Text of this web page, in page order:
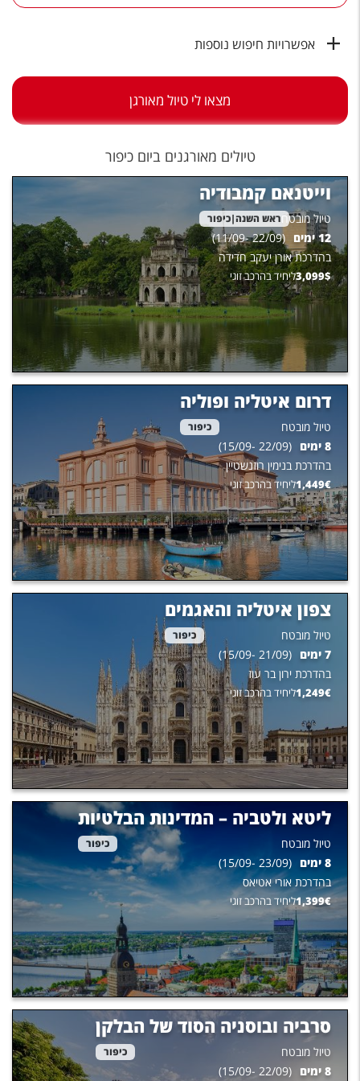
טיסות לחו"ל
מלונות בחו"ל
שירות לקוחות
טופס צור קשר
תקנון
נגישות
עקבו אחרינו
אפשרויות חיפוש נוספות
מצאו לי טיול מאורגן
טיולים מאורגנים ביום כיפור
וייטנאם קמבודיה
טיול מובטחראש השנה|כיפור
12ימים (
22/09
-
11/09
)
בהדרכת אורן יעקב חדידה
3,099$ ליחיד בהרכב זוגי
דרום איטליה ופוליה
טיול מובטח כיפור
8 ימים (
22/09
-
15/09
)
בהדרכת בנימין רוזנשטיין
1,449€ ליחיד בהרכב זוגי
צפון איטליה והאגמים
טיול מובטח כיפור
7 ימים (
21/09
-
15/09
)
בהדרכת ירון בר עוז
1,249€ ליחיד בהרכב זוגי
ליטא ולטביה – המדינות הבלטיות
טיול מובטח כיפור
8 ימים (
23/09
-
15/09
)
בהדרכת אורי אטיאס
1,399€ ליחיד בהרכב זוגי
סרביה ובוסניה הסוד של הבלקן
טיול מובטח כיפור
8 ימים (
22/09
-
15/09
)